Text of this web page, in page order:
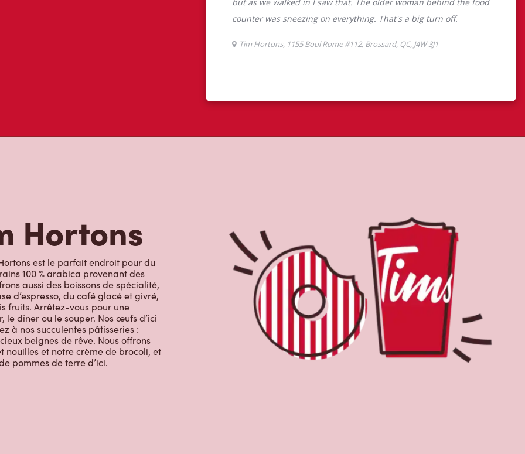
Hortons
est le parfait endroit pour du
100 % arabica provenant des
aussi des boissons de spécialité,
d’espresso, du café glacé et givré,
fruits. Arrêtez-vous pour une
dîner ou le souper. Nos œufs d’ici